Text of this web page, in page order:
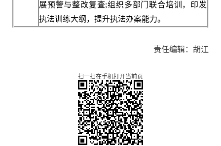
展预警与整改复查;组织多部门联合培训，印发
执法训练大纲，提升执法办案能力。
责任编辑：胡江
扫一扫在手机打开当前页